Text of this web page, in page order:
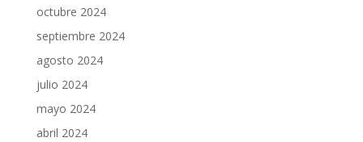
octubre 2024
septiembre 2024
agosto 2024
julio 2024
mayo 2024
abril 2024